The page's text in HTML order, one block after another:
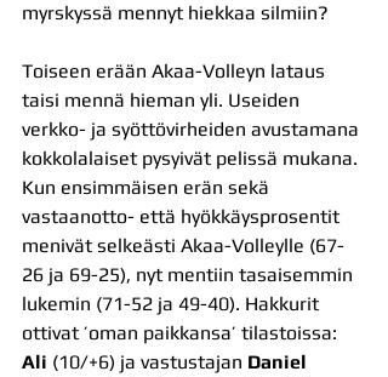
myrskyssä mennyt hiekkaa silmiin?
Toiseen erään Akaa-Volleyn lataus
taisi mennä hieman yli. Useiden
verkko- ja syöttövirheiden avustamana
kokkolalaiset pysyivät pelissä mukana.
Kun ensimmäisen erän sekä
vastaanotto- että hyökkäysprosentit
menivät selkeästi Akaa-Volleylle (67-
26 ja 69-25), nyt mentiin tasaisemmin
lukemin (71-52 ja 49-40). Hakkurit
ottivat ’oman paikkansa’ tilastoissa:
Ali (10/+6) ja vastustajan Daniel